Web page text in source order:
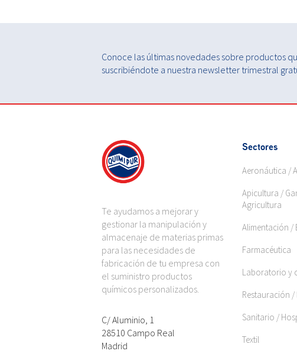
Conoce las últimas novedades sobre productos
suscribiéndote a nuestra newsletter trimestral
Te ayudamos a mejorar y
gestionar la manipulación y
almacenaje de materias primas
para las necesidades de
fabricación de tu empresa con
el suministro productos
químicos personalizados.
C/ Aluminio, 1
28510 Campo Real
Madrid
Sectores
Aeronáutica /
Apicultura /
Agricultura
Alimentación /
Farmacéutica
Laboratorio y
Restauración /
Sanitario /
Textil